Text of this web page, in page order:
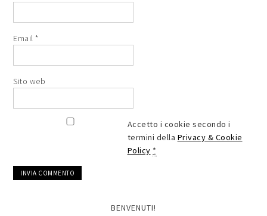
Email*
Sito web
Accetto i cookie secondo i
termini della Privacy & Cookie
Policy *
BENVENUTI!